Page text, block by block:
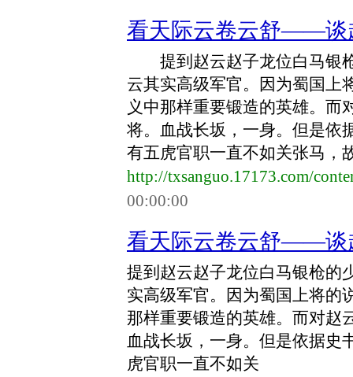
看天际云卷云舒――谈
提到赵云赵子龙位白马银枪
云其实高级军官。因为蜀国上
义中那样重要锻造的英雄。而
将。血战长坂，一身。但是依
有五虎官职一直不如关张马，
http://txsanguo.17173.com/
00:00:00
看天际云卷云舒――谈
提到赵云赵子龙位白马银枪的
实高级军官。因为蜀国上将的
那样重要锻造的英雄。而对赵
血战长坂，一身。但是依据史
虎官职一直不如关